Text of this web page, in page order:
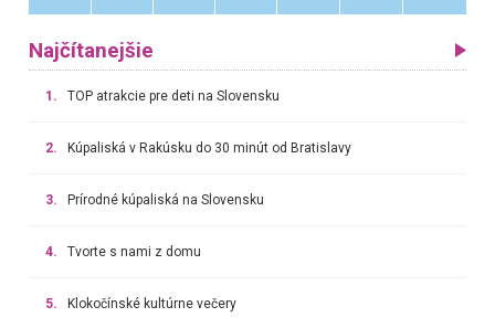
Najčítanejšie
1. TOP atrakcie pre deti na Slovensku
2. Kúpaliská v Rakúsku do 30 minút od Bratislavy
3. Prírodné kúpaliská na Slovensku
4. Tvorte s nami z domu
5. Klokočínské kultúrne večery